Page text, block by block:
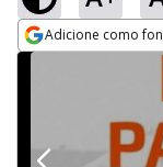
Adicione como
Opens in new